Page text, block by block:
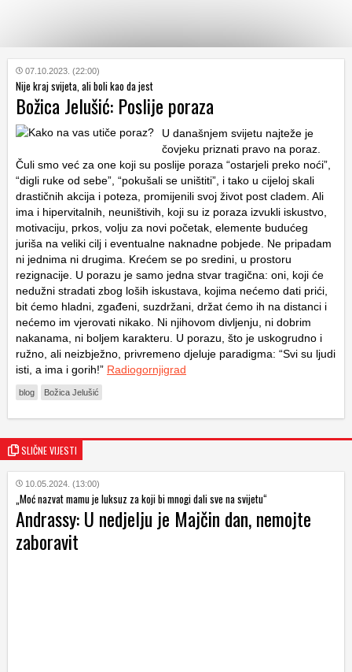
KATEGORIJE
HRVATSKI
WEB
07.10.2023. (22:00)
Nije kraj svijeta, ali boli kao da jest
Božica Jelušić: Poslije poraza
U današnjem svijetu najteže je
čovjeku priznati pravo na poraz.
Čuli smo već za one koji su poslije poraza “ostarjeli preko noći”,
“digli ruke od sebe”, “pokušali se uništiti”, i tako u cijeloj skali
drastičnih akcija i poteza, promijenili svoj život post cladem. Ali
ima i hipervitalnih, neuništivih, koji su iz poraza izvukli iskustvo,
motivaciju, prkos, volju za novi početak, elemente budućeg
juriša na veliki cilj i eventualne naknadne pobjede. Ne pripadam
ni jednima ni drugima. Krećem se po sredini, u prostoru
rezignacije. U porazu je samo jedna stvar tragična: oni, koji će
nedužni stradati zbog loših iskustava, kojima nećemo dati prići,
bit ćemo hladni, zgađeni, suzdržani, držat ćemo ih na distanci i
nećemo im vjerovati nikako. Ni njihovom divljenju, ni dobrim
nakanama, ni boljem karakteru. U porazu, što je uskogrudno i
ružno, ali neizbježno, privremeno djeluje paradigma: “Svi su ljudi
isti, a ima i gorih!” Radiogornjigrad
blog Božica Jelušić
SLIČNE VIJESTI
10.05.2024. (13:00)
„Moć nazvat mamu je luksuz za koji bi mnogi dali sve na svijetu“
Andrassy: U nedjelju je Majčin dan, nemojte
zaboravit